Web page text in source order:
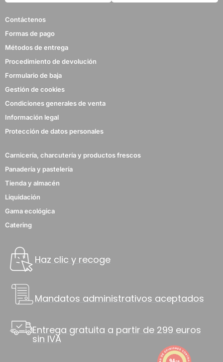
Contáctenos
Formas de pago
Métodos de entrega
Procedimiento de devolución
Formulario de baja
Gestión de cookies
Condiciones generales de venta
Información legal
Protección de datos personales
Carnicería, charcutería y productos frescos
Panadería y pastelería
Tienda y almacén
Liquidación
Gama ecológica
Catering
Haz clic y recoge
Mandatos administrativos aceptados
Entrega gratuita a partir de 299 euros
sin IVA